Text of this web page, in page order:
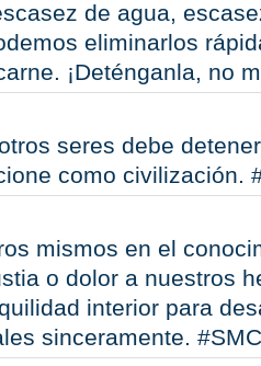
de agua,
eliminarlos
¡Deténganla, no
seres debe
como civilización.
mismos en el
o dolor a nuestros
interior para
sinceramente.